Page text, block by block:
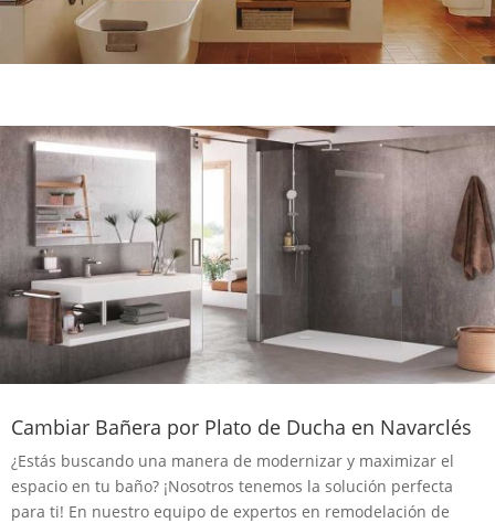
Cambiar Bañera por Plato de Ducha en Navarclés
¿Estás buscando una manera de modernizar y maximizar el
espacio en tu baño? ¡Nosotros tenemos la solución perfecta
para ti! En nuestro equipo de expertos en remodelación de